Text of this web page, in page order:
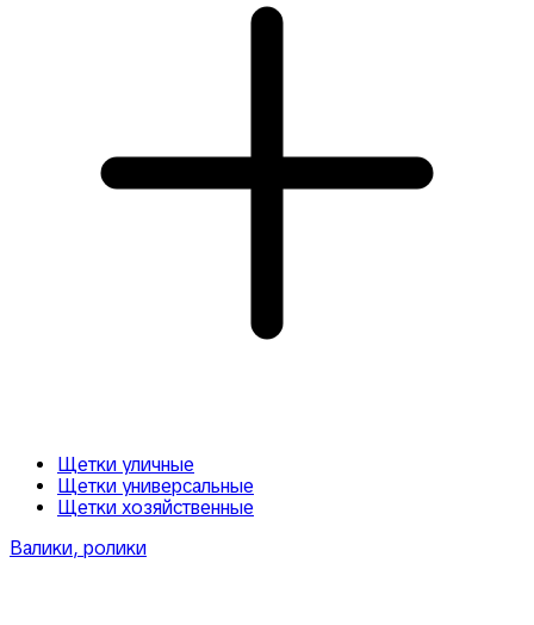
Щетки уличные
Щетки универсальные
Щетки хозяйственные
Валики, ролики